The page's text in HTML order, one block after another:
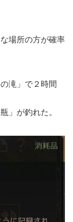
場所の方が確率
滝」で２時間
」が釣れた。